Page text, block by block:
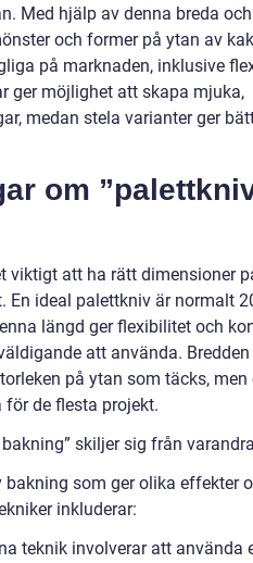
Med hjälp av denna breda
och former på ytan av
på marknaden, inklusive
ger möjlighet att skapa mjuka,
medan stela varianter ger
om
viktigt att ha rätt dimensioner
ideal palettkniv är normalt
längd ger flexibilitet och
att använda.
på ytan som täcks, men
för de flesta projekt.
skiljer sig från
som ger olika effekter
inkluderar:
teknik involverar att använda